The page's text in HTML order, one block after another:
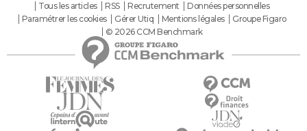
Tous les articles
RSS Recrutement
Données personnelles
Paramétrer les cookies
Gérer Utiq Mentions légales
Groupe Figaro
© 2026 CCM Benchmark